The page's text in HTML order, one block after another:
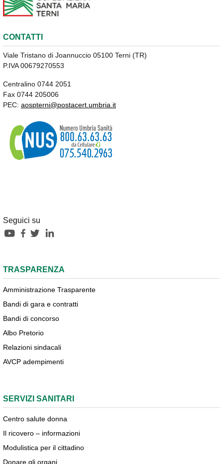
CONTATTI
Viale Tristano di Joannuccio 05100 Terni (TR)
P.IVA 00679270553
Centralino 0744 2051
Fax 0744 205006
PEC: aospterni@postacert.umbria.it
Seguici su
TRASPARENZA
Amministrazione Trasparente
Bandi di gara e contratti
Bandi di concorso
Albo Pretorio
Relazioni sindacali
AVCP adempimenti
SERVIZI SANITARI
Centro salute donna
Il ricovero – informazioni
Modulistica per il cittadino
Donare gli organi